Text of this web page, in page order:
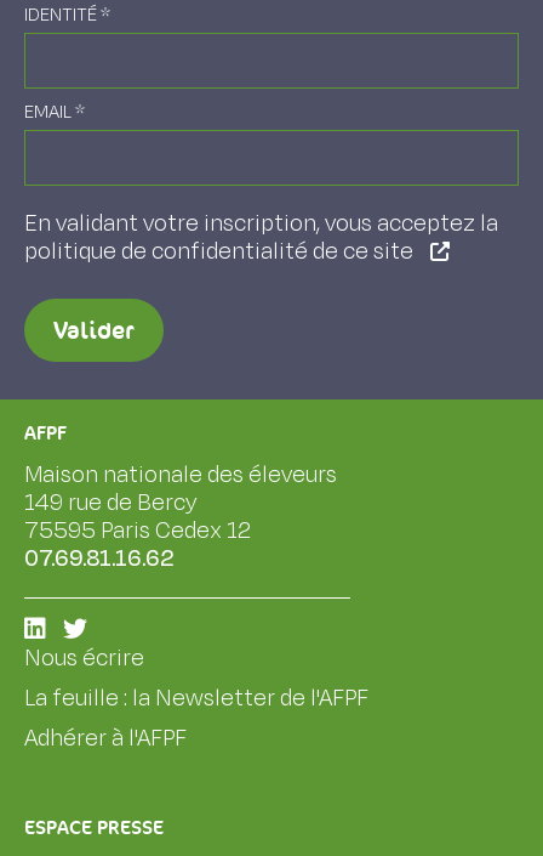
IDENTITÉ*
EMAIL*
En validant votre inscription, vous acceptez la
politique de confidentialité de ce site
Valider
AFPF
Maison nationale des éleveurs
149 rue de Bercy
75595 Paris Cedex 12
07.69.81.16.62
Nous écrire
La feuille : la Newsletter de l'AFPF
Adhérer à l'AFPF
ESPACE PRESSE